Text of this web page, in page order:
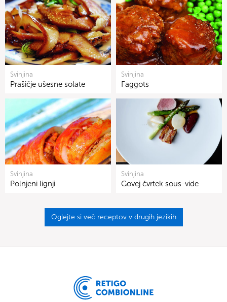
Svinjina
Prašičje ušesne solate
Svinjina
Faggots
Svinjina
Polnjeni lignji
Svinjina
Govej čvrtek sous-vide
Oglejte si več receptov v drugih jezikih